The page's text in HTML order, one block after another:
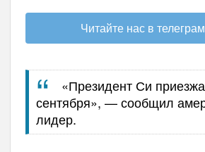
Читайте нас в телеграм
«Президент Си
сентября», — сообщил
лидер.